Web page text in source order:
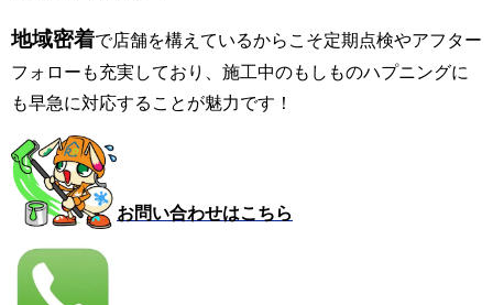
地域密着で店舗を構えているからこそ定期点検やアフター
フォローも充実しており、施工中のもしものハプニングに
も早急に対応することが魅力です！
お問い合わせはこちら